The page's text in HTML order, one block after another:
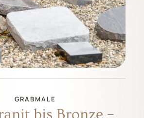
GRABMALE
bis Bronze –